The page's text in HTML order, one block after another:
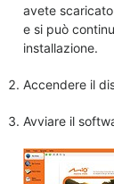
avete
e si può
installazione.
Accendere il
Avviare il